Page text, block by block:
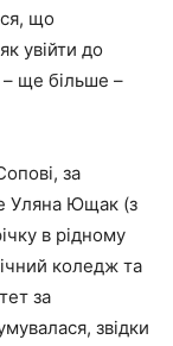
що
увійти до
– ще більше –
за
Уляна Ющак (з
в рідному
коледж та
за
звідки